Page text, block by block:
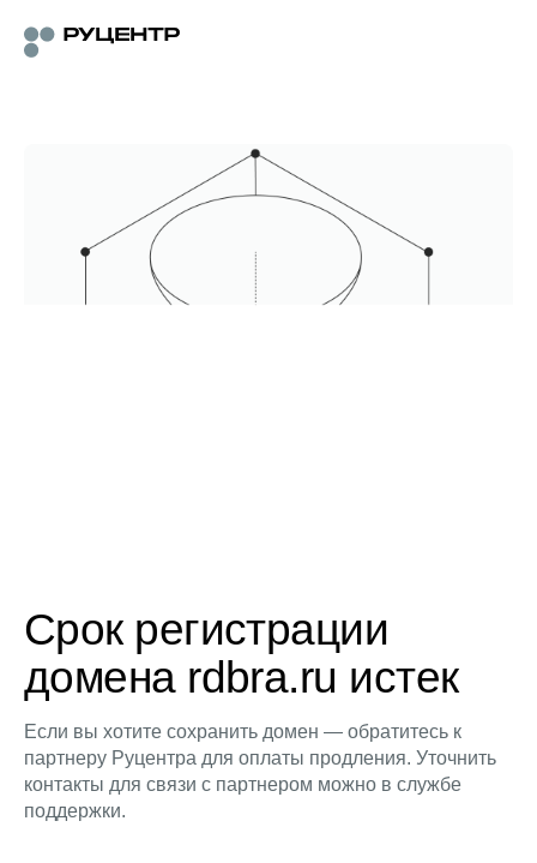
Срок регистрации
домена rdbra.ru истек
Если вы хотите сохранить домен — обратитесь к
партнеру Руцентра для оплаты продления. Уточнить
контакты для связи с партнером можно в службе
поддержки.